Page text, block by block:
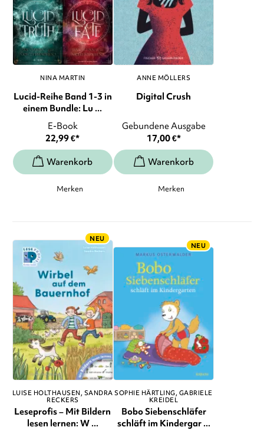
NINA MARTIN
Lucid-Reihe Band 1-3 in
einem Bundle: Lu ...
E-Book
22,99€*
Merken
ANNE MÖLLERS
Digital Crush
Gebundene Ausgabe
17,00€*
Merken
NEU
LUISE HOLTHAUSEN SANDRA
RECKERS
Leseprofis – Mit Bildern
lesen lernen: W ...
NEU
SOPHIE HÄRTLING GABRIELE
KREIDEL
Bobo Siebenschläfer
schläft im Kindergar ...